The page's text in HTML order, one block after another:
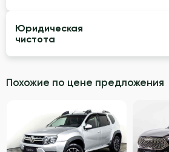
Юридическая
чистота
Похожие по цене предложения